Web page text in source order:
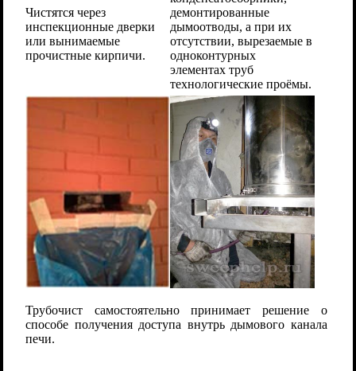
Чистятся через
инспекционные дверки
или вынимаемые
прочистные кирпичи.
демонтированные
дымоотводы, а при их
отсутствии, вырезаемые в
одноконтурных
элементах труб
технологические проёмы.
Трубочист самостоятельно принимает решение о
способе получения доступа внутрь дымового канала
печи.